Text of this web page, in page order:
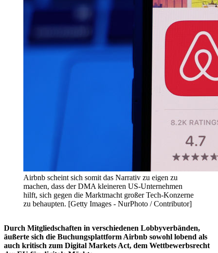
Airbnb scheint sich somit das Narrativ zu eigen zu
machen, dass der DMA kleineren US-Unternehmen
hilft, sich gegen die Marktmacht großer Tech-Konzerne
zu behaupten. [Getty Images - NurPhoto / Contributor]
Durch Mitgliedschaften in verschiedenen Lobbyverbänden,
äußerte sich die Buchungsplattform Airbnb sowohl lobend als
auch kritisch zum Digital Markets Act, dem Wettbewerbsrecht